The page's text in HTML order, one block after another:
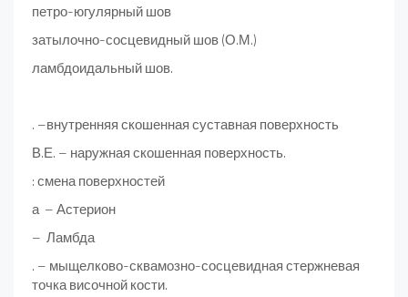
петро-югулярный шов
затылочно-сосцевидный шов (О.М.)
ламбдоидальный шов.
. –внутренняя скошенная суставная поверхность
В.Е. – наружная скошенная поверхность.
: смена поверхностей
а – Астерион
– Ламбда
. – мыщелково-сквамозно-сосцевидная стержневая
точка височной кости.